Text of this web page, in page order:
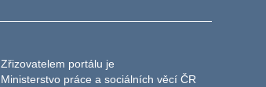
Zřizovatelem portálu je
Ministerstvo práce a sociálních věcí ČR